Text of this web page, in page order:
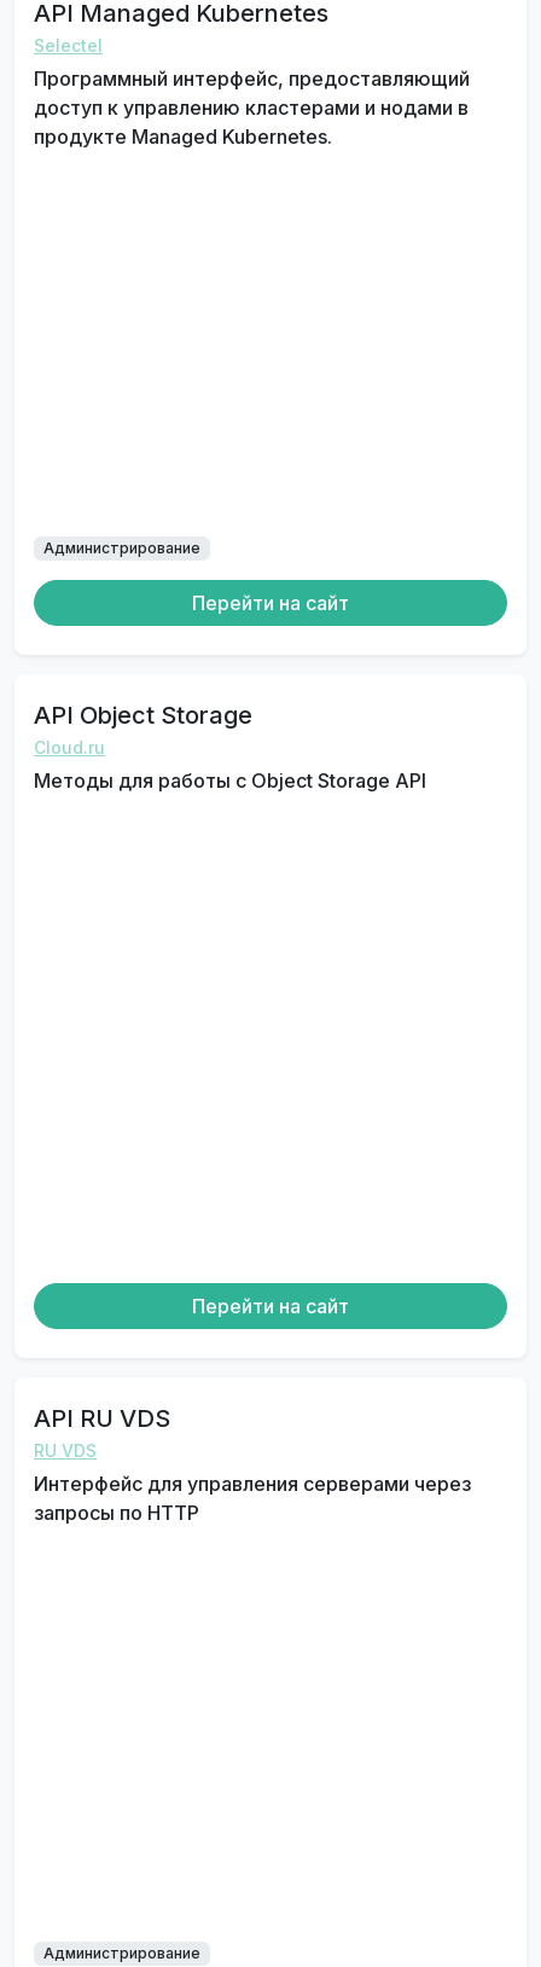
API Managed Kubernetes
Selectel
Программный интерфейс, предоставляющий
доступ к управлению кластерами и нодами в
продукте Managed Kubernetes.
Администрирование
Перейти на сайт
API Object Storage
Cloud.ru
Методы для работы с Object Storage API
Перейти на сайт
API RU VDS
RU VDS
Интерфейс для управления серверами через
запросы по HTTP
Администрирование